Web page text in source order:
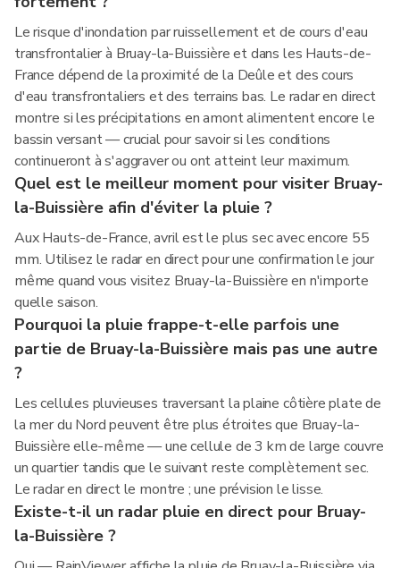
Le risque d'inondation par ruissellement et de cours d'eau
transfrontalier à Bruay-la-Buissière et dans les Hauts-de-
France dépend de la proximité de la Deûle et des cours
d'eau transfrontaliers et des terrains bas. Le radar en direct
montre si les précipitations en amont alimentent encore le
bassin versant — crucial pour savoir si les conditions
continueront à s'aggraver ou ont atteint leur maximum.
Quel est le meilleur moment pour visiter Bruay-
la-Buissière afin d'éviter la pluie ?
Aux Hauts-de-France, avril est le plus sec avec encore 55
mm. Utilisez le radar en direct pour une confirmation le jour
même quand vous visitez Bruay-la-Buissière en n'importe
quelle saison.
Pourquoi la pluie frappe-t-elle parfois une
partie de Bruay-la-Buissière mais pas une autre
?
Les cellules pluvieuses traversant la plaine côtière plate de
la mer du Nord peuvent être plus étroites que Bruay-la-
Buissière elle-même — une cellule de 3 km de large couvre
un quartier tandis que le suivant reste complètement sec.
Le radar en direct le montre ; une prévision le lisse.
Existe-t-il un radar pluie en direct pour Bruay-
la-Buissière ?